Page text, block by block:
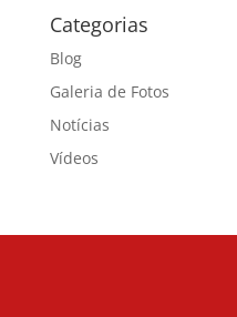
Categorias
Blog
Galeria de Fotos
Notícias
Vídeos